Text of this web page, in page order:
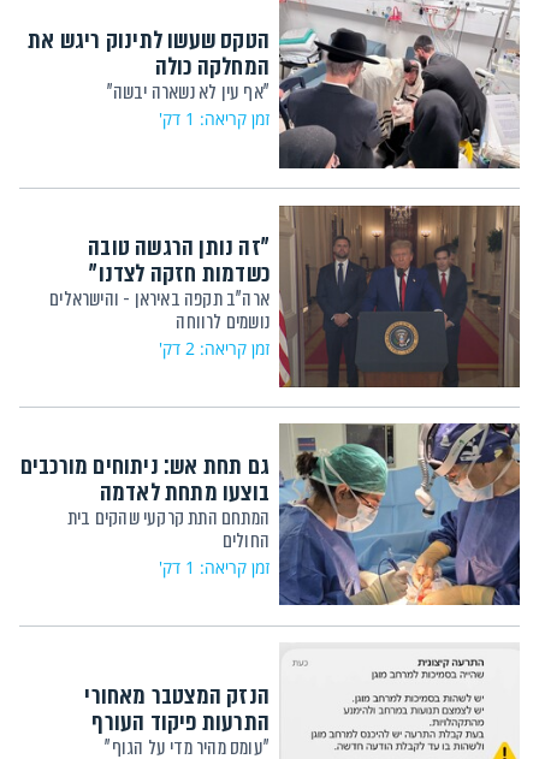
הטקס שעשו לתינוק ריגש את
המחלקה כולה
"אף עין לא נשארה יבשה"
זמן קריאה: 1 דק'
"זה נותן הרגשה טובה
כשדמות חזקה לצדנו"
ארה"ב תקפה באיראן - והישראלים
נושמים לרווחה
זמן קריאה: 2 דק'
גם תחת אש: ניתוחים מורכבים
בוצעו מתחת לאדמה
המתחם התת קרקעי שהקים בית
החולים
זמן קריאה: 1 דק'
הנזק המצטבר מאחורי
התרעות פיקוד העורף
"עומס מהיר מדי על הגוף"